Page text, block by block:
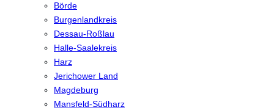
Börde
Burgenlandkreis
Dessau-Roßlau
Halle-Saalekreis
Harz
Jerichower Land
Magdeburg
Mansfeld-Südharz